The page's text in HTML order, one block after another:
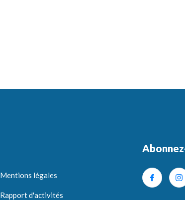
Mentions légales
Rapport d'activités